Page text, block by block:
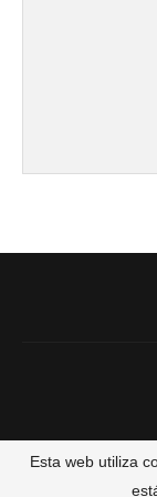
Esta web utiliza